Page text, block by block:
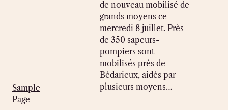
Sample
Page
de nouveau mobilisé de
grands moyens ce
mercredi 8 juillet. Près
de 350 sapeurs-
pompiers sont
mobilisés près de
Bédarieux, aidés par
plusieurs moyens…